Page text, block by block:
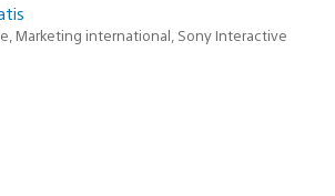
Marketing international, Sony Interactive